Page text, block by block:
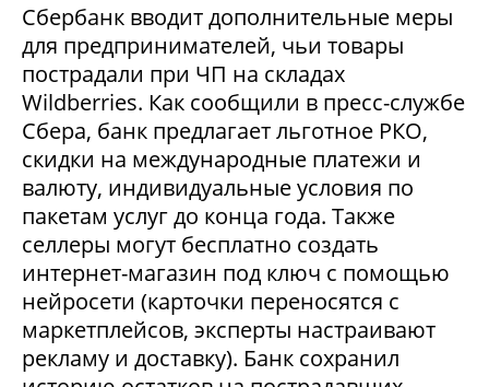
Сбербанк вводит дополнительные меры
для предпринимателей, чьи товары
пострадали при ЧП на складах
Wildberries. Как сообщили в пресс-службе
Сбера, банк предлагает льготное РКО,
скидки на международные платежи и
валюту, индивидуальные условия по
пакетам услуг до конца года. Также
селлеры могут бесплатно создать
интернет-магазин под ключ с помощью
нейросети (карточки переносятся с
маркетплейсов, эксперты настраивают
рекламу и доставку). Банк сохранил